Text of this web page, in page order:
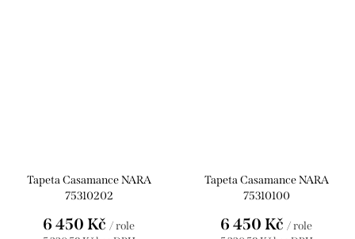
Tapeta Casamance NARA
75310202
6 450 Kč / role
Tapeta Casamance NARA
75310100
6 450 Kč / role